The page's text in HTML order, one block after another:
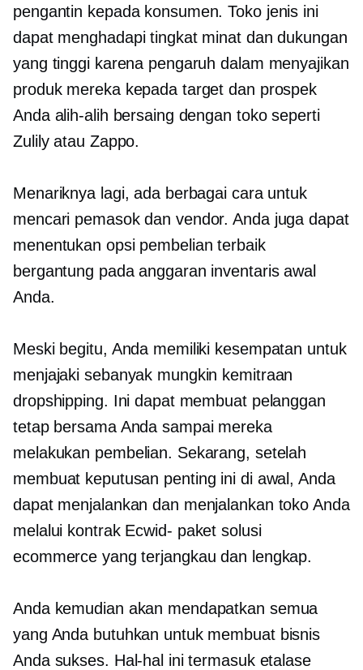
pengantin kepada konsumen. Toko jenis ini
dapat menghadapi tingkat minat dan dukungan
yang tinggi karena pengaruh dalam menyajikan
produk mereka kepada target dan prospek
Anda alih-alih bersaing dengan toko seperti
Zulily atau Zappo.
Menariknya lagi, ada berbagai cara untuk
mencari pemasok dan vendor. Anda juga dapat
menentukan opsi pembelian terbaik
bergantung pada anggaran inventaris awal
Anda.
Meski begitu, Anda memiliki kesempatan untuk
menjajaki sebanyak mungkin kemitraan
dropshipping. Ini dapat membuat pelanggan
tetap bersama Anda sampai mereka
melakukan pembelian. Sekarang, setelah
membuat keputusan penting ini di awal, Anda
dapat menjalankan dan menjalankan toko Anda
melalui kontrak Ecwid- paket solusi
ecommerce yang terjangkau dan lengkap.
Anda kemudian akan mendapatkan semua
yang Anda butuhkan untuk membuat bisnis
Anda sukses. Hal-hal ini termasuk etalase